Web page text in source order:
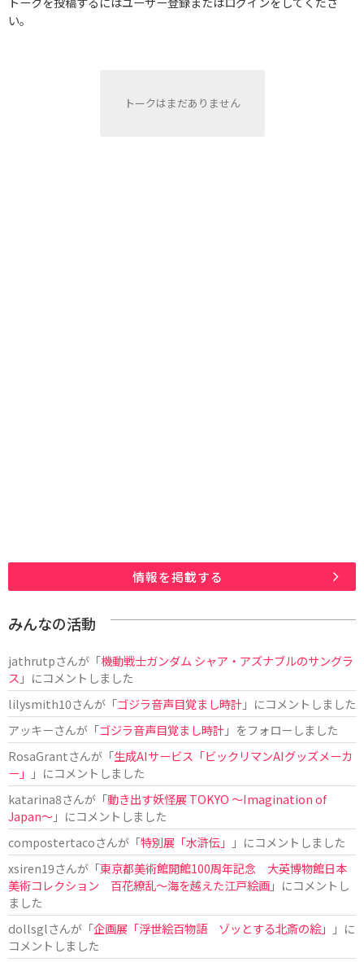
い。
トークはまだありません
情報を掲載する
みんなの活動
jathrutpさんが「機動戦士ガンダム シャア・アズナブルのサングラ
ス 」にコメントしました
lilysmith10さんが「ゴジラ音声目覚まし時計」にコメントしました
アッキーさんが「ゴジラ音声目覚まし時計」をフォローしました
RosaGrantさんが「生成AIサービス「ビックリマンAIグッズメーカ
ー」
」にコメントしました
katarina8さんが「動き出す妖怪展 TOKYO 〜Imagination of
Japan〜」にコメントしました
compostertacoさんが「特別展「水滸伝」
」にコメントしました
xsiren19さんが「東京都美術館開館100周年記念 大英博物館日本
美術コレクション 百花繚乱～海を越えた江戸絵画」にコメントし
ました
dollsglさんが「企画展「浮世絵百物語 ゾッとする北斎の絵」
」に
コメントしました